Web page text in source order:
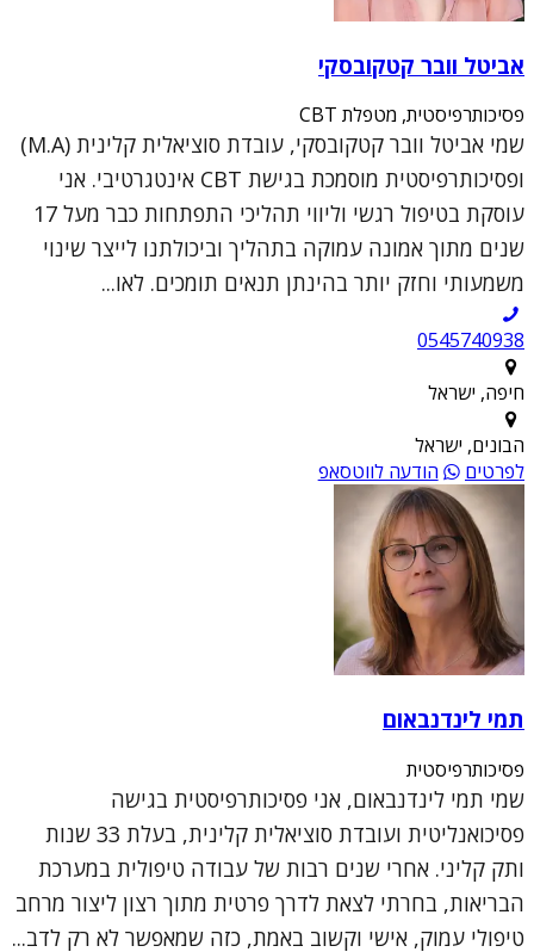
אביטל וובר קטקובסקי
פסיכותרפיסטית, מטפלת CBT
שמי אביטל וובר קטקובסקי, עובדת סוציאלית קלינית (M.A)
ופסיכותרפיסטית מוסמכת בגישת CBT אינטגרטיבי. אני
עוסקת בטיפול רגשי וליווי תהליכי התפתחות כבר מעל 17
שנים מתוך אמונה עמוקה בתהליך וביכולתנו לייצר שינוי
משמעותי וחזק יותר בהינתן תנאים תומכים. לאו...
0545740938
חיפה, ישראל
הבונים, ישראל
לפרטים
הודעה לווטסאפ
תמי לינדנבאום
פסיכותרפיסטית
שמי תמי לינדנבאום, אני פסיכותרפיסטית בגישה
פסיכואנליטית ועובדת סוציאלית קלינית, בעלת 33 שנות
ותק קליני. אחרי שנים רבות של עבודה טיפולית במערכת
הבריאות, בחרתי לצאת לדרך פרטית מתוך רצון ליצור מרחב
טיפולי עמוק, אישי וקשוב באמת, כזה שמאפשר לא רק לדב...